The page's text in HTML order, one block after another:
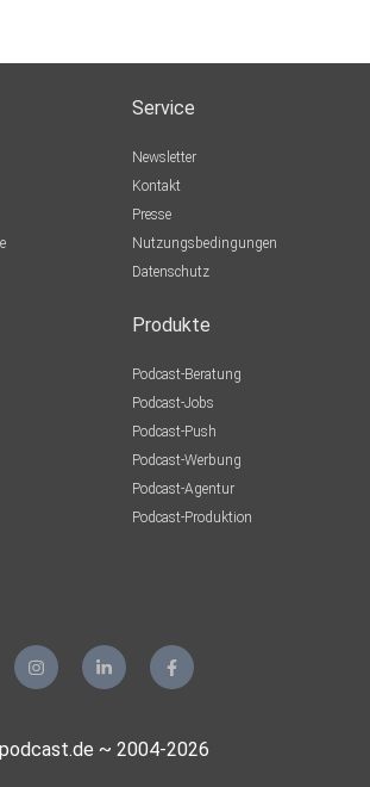
Service
Newsletter
Kontakt
Presse
Nutzungsbedingungen
Datenschutz
Produkte
Podcast-Beratung
Podcast-Jobs
Podcast-Push
Podcast-Werbung
Podcast-Agentur
Podcast-Produktion
podcast.de ~ 2004-2026